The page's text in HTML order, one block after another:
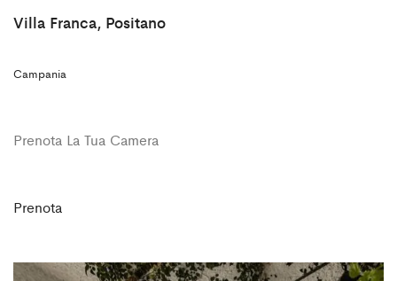
Villa Franca, Positano
Campania
Prenota La Tua Camera
Prenota